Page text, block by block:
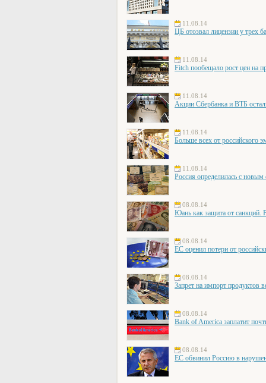
11.08.14
ЦБ отозвал лицензии у трех
11.08.14
Fitch пообещало рост цен на
11.08.14
Акции Сбербанка и ВТБ
11.08.14
Больше всех от российского
11.08.14
Россия определилась с
08.08.14
Юань как защита от санкций.
08.08.14
ЕС оценил потери от
08.08.14
Запрет на импорт продуктов
08.08.14
Bank of America заплатит
08.08.14
ЕС обвинил Россию в